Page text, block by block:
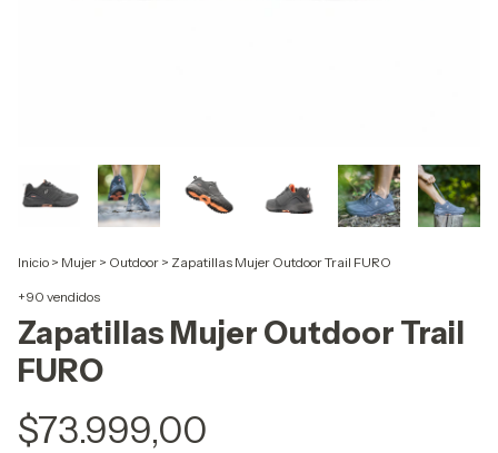
Inicio > Mujer > Outdoor > Zapatillas Mujer Outdoor Trail FURO
+90 vendidos
Zapatillas Mujer Outdoor Trail
FURO
$73.999,00